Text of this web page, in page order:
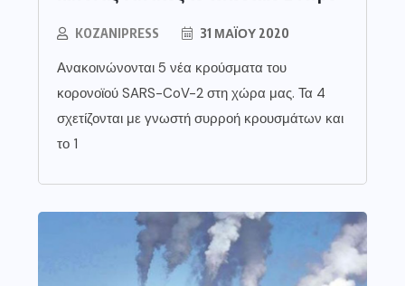
KOZANIPRESS 31 ΜΑΪ́ΟΥ 2020
Ανακοινώνονται 5 νέα κρούσματα του
κορονοϊού SARS-CoV-2 στη χώρα μας. Τα 4
σχετίζονται με γνωστή συρροή κρουσμάτων και
το 1